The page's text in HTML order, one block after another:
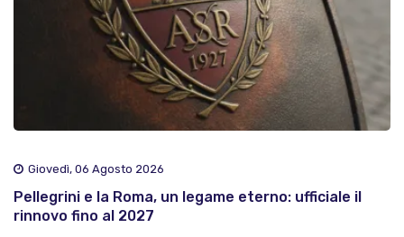
Giovedì, 06 Agosto 2026
Pellegrini e la Roma, un legame eterno: ufficiale il
rinnovo fino al 2027